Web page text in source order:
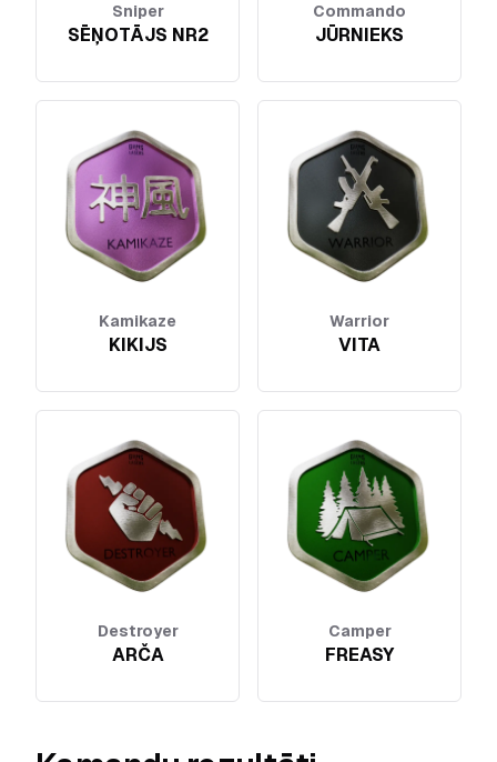
Sniper
SĒŅOTĀJS NR2
Commando
JŪRNIEKS
Kamikaze
KIKIJS
Warrior
VITA
Destroyer
ARČA
Camper
FREASY